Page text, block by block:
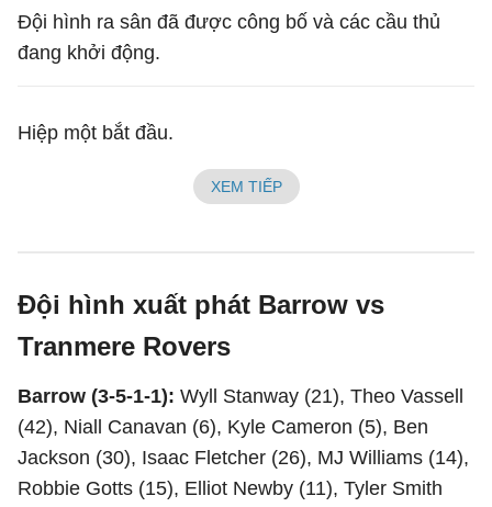
Đội hình ra sân đã được công bố và các cầu thủ
đang khởi động.
Hiệp một bắt đầu.
XEM TIẾP
Đội hình xuất phát Barrow vs
Tranmere Rovers
Barrow (3-5-1-1): Wyll Stanway (21), Theo Vassell
(42), Niall Canavan (6), Kyle Cameron (5), Ben
Jackson (30), Isaac Fletcher (26), MJ Williams (14),
Robbie Gotts (15), Elliot Newby (11), Tyler Smith